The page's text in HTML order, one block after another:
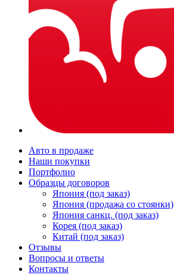
Авто в продаже
Наши покупки
Портфолио
Образцы договоров
Япония (под заказ)
Япония (продажа со стоянки)
Япония санкц. (под заказ)
Корея (под заказ)
Китай (под заказ)
Отзывы
Вопросы и ответы
Контакты